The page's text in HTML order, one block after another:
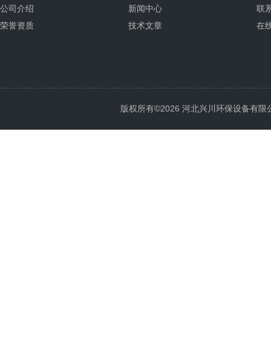
公司介绍
荣誉资质
新闻中心
技术文章
联
在
版权所有©2026 河北兴川环保设备有